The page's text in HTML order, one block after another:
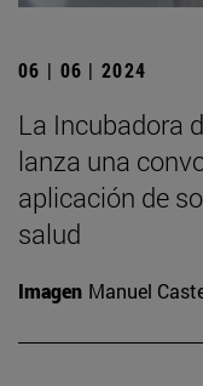
06 | 06 | 2024
La Incubadora
lanza una
aplicación de
salud
Imagen Manuel